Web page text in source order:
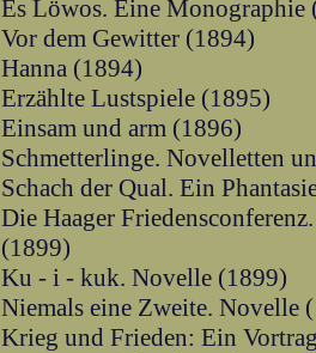
Es Löwos. Eine Monographie
Vor dem Gewitter (1894)
Hanna (1894)
Erzählte Lustspiele (1895)
Einsam und arm (1896)
Schmetterlinge. Novelletten
Schach der Qual. Ein
Die Haager
(1899)
Ku - i - kuk. Novelle (1899)
Niemals eine Zweite. Novelle
Krieg und Frieden: Ein